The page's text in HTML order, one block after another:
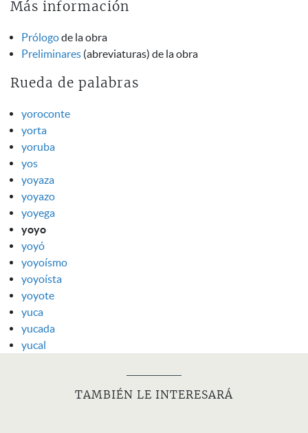
Más información
Prólogode la obra
Preliminares (abreviaturas) de la obra
Rueda de palabras
yoroconte
yorta
yoruba
yos
yoyaza
yoyazo
yoyega
yoyo
yoyó
yoyoísmo
yoyoísta
yoyote
yuca
yucada
yucal
TAMBIÉN LE INTERESARÁ